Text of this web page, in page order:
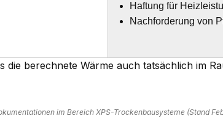
Haftung für
Nachforderung von
berechnete Wärme auch tatsächlich im
im Bereich XPS-Trockenbausysteme (Stand